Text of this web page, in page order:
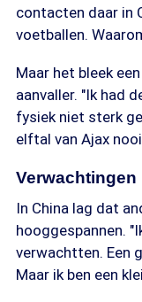
contacten daar in
voetballen.
Maar het bleek
aanvaller. "Ik had
fysiek niet sterk
elftal van Ajax
Verwachtingen
In China lag dat
hooggespannen.
verwachtten. Een
Maar ik ben een